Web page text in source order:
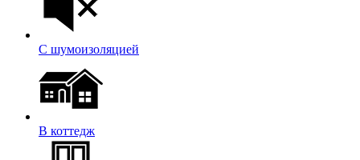
С шумоизоляцией
В коттедж